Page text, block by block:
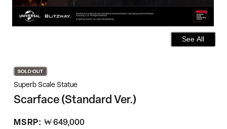
See All
Superb Scale Statue
Scarface (Standard Ver.)
정
MSRP: ₩ 649,000